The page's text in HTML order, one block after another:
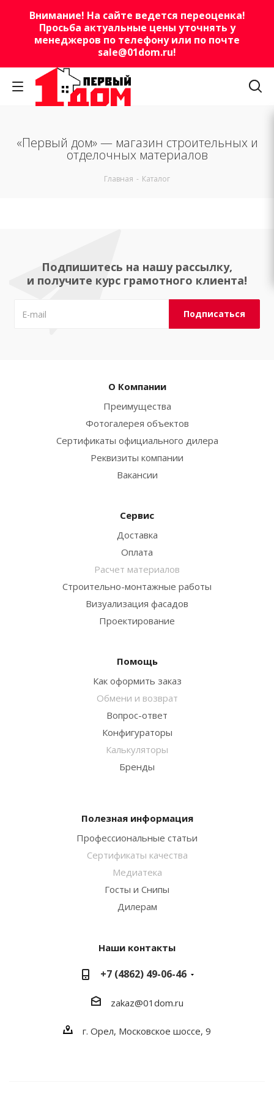
Внимание! На сайте ведется переоценка!
Просьба актуальные цены уточнять у
менеджеров по телефону или по почте
sale@01dom.ru!
«Первый дом» — магазин строительных и
отделочных материалов
Главная - Каталог
Подпишитесь на нашу рассылку,
и получите курс грамотного клиента!
О Компании
Преимущества
Фотогалерея объектов
Сертификаты официального дилера
Реквизиты компании
Вакансии
Сервис
Доставка
Оплата
Расчет материалов
Строительно-монтажные работы
Визуализация фасадов
Проектирование
Помощь
Как оформить заказ
Обмени и возврат
Вопрос-ответ
Конфигураторы
Калькуляторы
Бренды
Полезная информация
Профессиональные статьи
Сертификаты качества
Медиатека
Госты и Снипы
Дилерам
Наши контакты
+7 (4862) 49-06-46
zakaz@01dom.ru
г. Орел, Московское шоссе, 9